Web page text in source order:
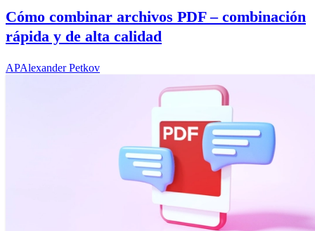
Cómo combinar archivos PDF – combinación
rápida y de alta calidad
APAlexander Petkov